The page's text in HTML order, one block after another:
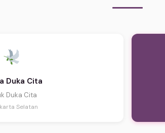
Duka Cita
Duka Cita
Selatan